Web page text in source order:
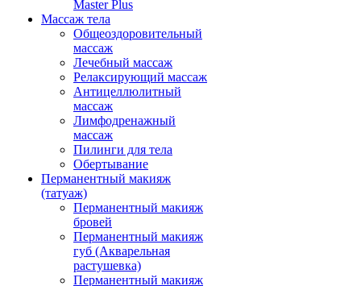
Master Plus
Массаж тела
Общеоздоровительный
массаж
Лечебный массаж
Релаксирующий массаж
Антицеллюлитный
массаж
Лимфодренажный
массаж
Пилинги для тела
Обертывание
Перманентный макияж
(татуаж)
Перманентный макияж
бровей
Перманентный макияж
губ (Акварельная
растушевка)
Перманентный макияж